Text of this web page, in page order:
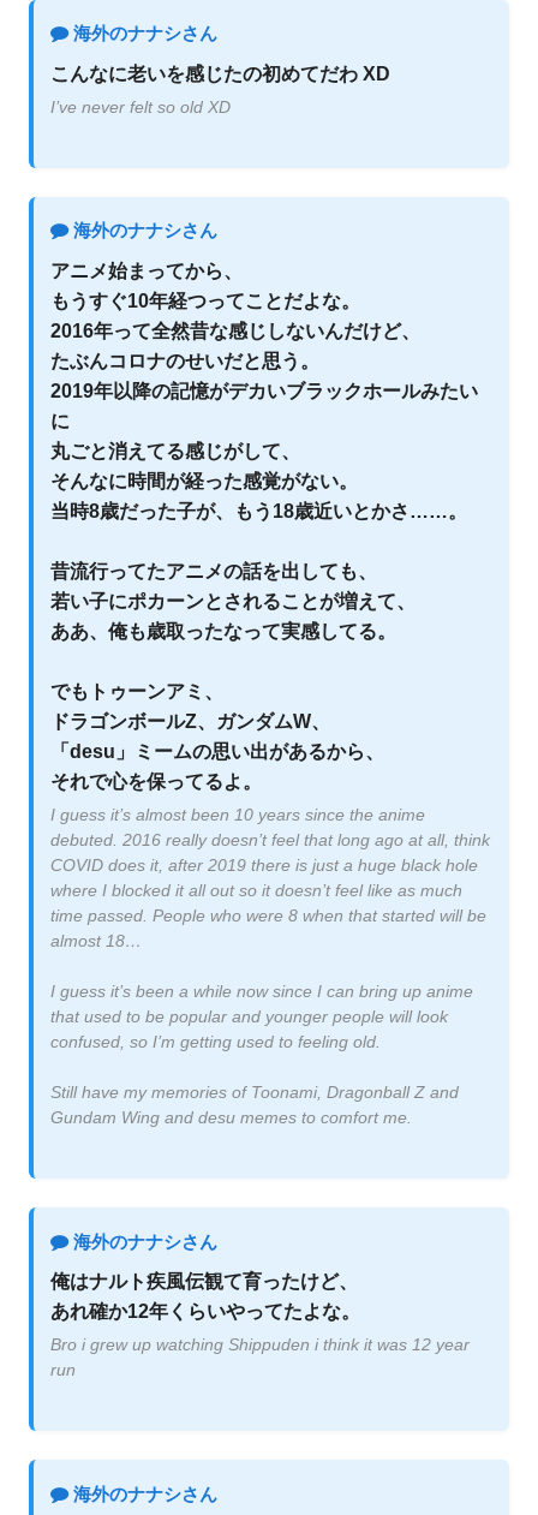
海外のナナシさん
こんなに老いを感じたの初めてだわ XD
I’ve never felt so old XD
海外のナナシさん
アニメ始まってから、
もうすぐ10年経つってことだよな。
2016年って全然昔な感じしないんだけど、
たぶんコロナのせいだと思う。
2019年以降の記憶がデカいブラックホールみたい
に
丸ごと消えてる感じがして、
そんなに時間が経った感覚がない。
当時8歳だった子が、もう18歳近いとかさ……。
昔流行ってたアニメの話を出しても、
若い子にポカーンとされることが増えて、
ああ、俺も歳取ったなって実感してる。
でもトゥーンアミ、
ドラゴンボールZ、ガンダムW、
「desu」ミームの思い出があるから、
それで心を保ってるよ。
I guess it’s almost been 10 years since the anime
debuted. 2016 really doesn’t feel that long ago at all, think
COVID does it, after 2019 there is just a huge black hole
where I blocked it all out so it doesn’t feel like as much
time passed. People who were 8 when that started will be
almost 18…
I guess it’s been a while now since I can bring up anime
that used to be popular and younger people will look
confused, so I’m getting used to feeling old.
Still have my memories of Toonami, Dragonball Z and
Gundam Wing and desu memes to comfort me.
海外のナナシさん
俺はナルト疾風伝観て育ったけど、
あれ確か12年くらいやってたよな。
Bro i grew up watching Shippuden i think it was 12 year
run
海外のナナシさん